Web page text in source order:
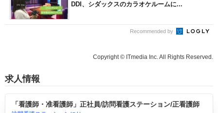
DDI、シダックスのカラオケルームに...
Recommended by
Copyright © ITmedia Inc. All Rights Reserved.
求人情報
「看護師・准看護師」正社員/訪問看護ステーション/正看護師